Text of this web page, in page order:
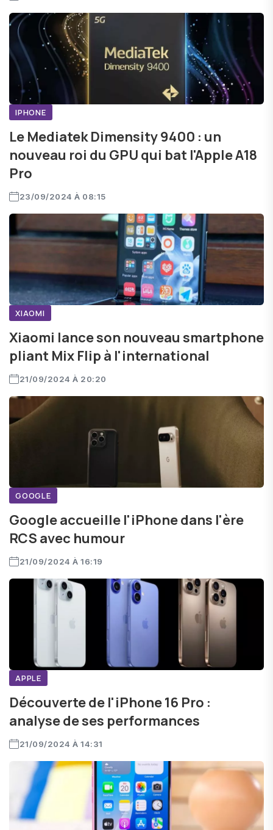
IPHONE
Le Mediatek Dimensity 9400 : un
nouveau roi du GPU qui bat l'Apple A18
Pro
23/09/2024 À 08:15
XIAOMI
Xiaomi lance son nouveau smartphone
pliant Mix Flip à l'international
21/09/2024 À 20:20
GOOGLE
Google accueille l'iPhone dans l'ère
RCS avec humour
21/09/2024 À 16:19
APPLE
Découverte de l'iPhone 16 Pro :
analyse de ses performances
21/09/2024 À 14:31